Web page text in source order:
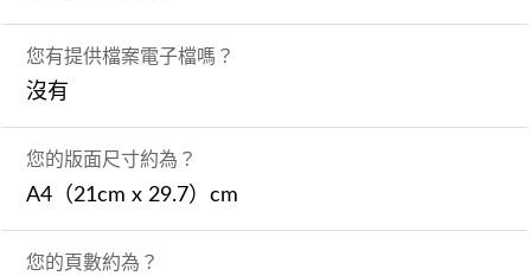
您有提供檔案電子檔嗎？
沒有
您的版面尺寸約為？
A4（21cm x 29.7）cm
您的頁數約為？